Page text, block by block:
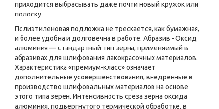
приходится выбрасывать даже почти новый кружок или
полоску.
Полиэтиленовая подложка не трескается, как бумажная,
и более удобна и долговечна в работе. Абразив - Оксид
алюминия — стандартный тип зерна, применяемый в
абразивах для шлифования лакокрасочных материалов.
Характеристика «премиум-класс» означает
дополнительные усовершенствования, внедренные в
произ­водство шлифовальных материалов на основе
этого типа зерен. Интенсивность среза зерна оксида
алюминия, подвергнутого термической обработке, в